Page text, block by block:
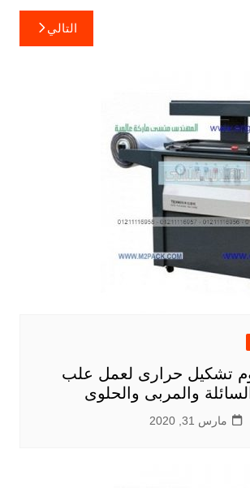
التالي
تشكيل حرارى لعمل علب
السائلة والمربى والحلوى
مارس 31, 2020